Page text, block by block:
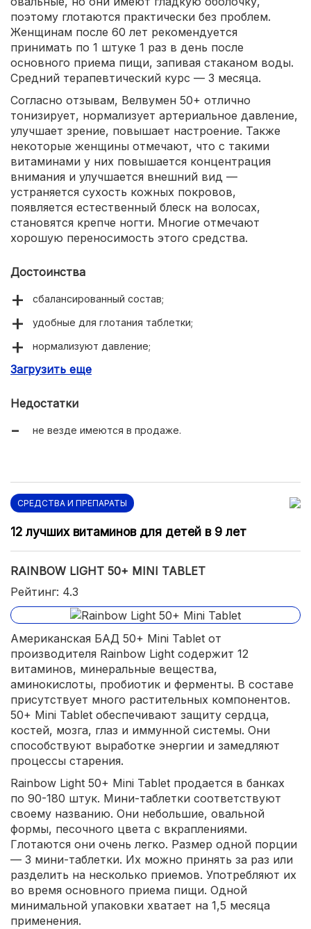
поэтому глотаются практически без проблем.
Женщинам после 60 лет рекомендуется
принимать по 1 штуке 1 раз в день после
основного приема пищи, запивая стаканом воды.
Средний терапевтический курс — 3 месяца.
Согласно отзывам, Велвумен 50+ отлично
тонизирует, нормализует артериальное давление,
улучшает зрение, повышает настроение. Также
некоторые женщины отмечают, что с такими
витаминами у них повышается концентрация
внимания и улучшается внешний вид —
устраняется сухость кожных покровов,
появляется естественный блеск на волосах,
становятся крепче ногти. Многие отмечают
хорошую переносимость этого средства.
Достоинства
сбалансированный состав;
удобные для глотания таблетки;
нормализуют давление;
улучшают психоэмоциональное состояние;
Загрузить еще
Недостатки
не везде имеются в продаже.
СРЕДСТВА И ПРЕПАРАТЫ
12 лучших витаминов для детей в 9 лет
RAINBOW LIGHT 50+ MINI TABLET
Рейтинг: 4.3
Американская БАД 50+ Mini Tablet от
производителя Rainbow Light содержит 12
витаминов, минеральные вещества,
аминокислоты, пробиотик и ферменты. В составе
присутствует много растительных компонентов.
50+ Mini Tablet обеспечивают защиту сердца,
костей, мозга, глаз и иммунной системы. Они
способствуют выработке энергии и замедляют
процессы старения.
Rainbow Light 50+ Mini Tablet продается в банках
по 90-180 штук. Мини-таблетки соответствуют
своему названию. Они небольшие, овальной
формы, песочного цвета с вкраплениями.
Глотаются они очень легко. Размер одной порции
— 3 мини-таблетки. Их можно принять за раз или
разделить на несколько приемов. Употребляют их
во время основного приема пищи. Одной
минимальной упаковки хватает на 1,5 месяца
применения.